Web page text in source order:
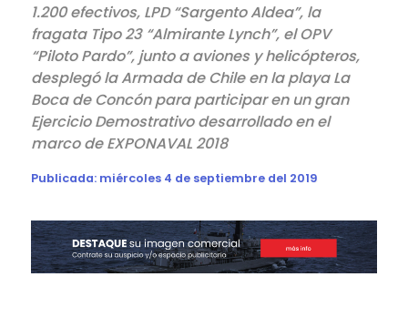
1.200 efectivos, LPD “Sargento Aldea”, la
fragata Tipo 23 “Almirante Lynch”, el OPV
“Piloto Pardo”, junto a aviones y helicópteros,
desplegó la Armada de Chile en la playa La
Boca de Concón para participar en un gran
Ejercicio Demostrativo desarrollado en el
marco de EXPONAVAL 2018
Publicada: miércoles 4 de septiembre del 2019